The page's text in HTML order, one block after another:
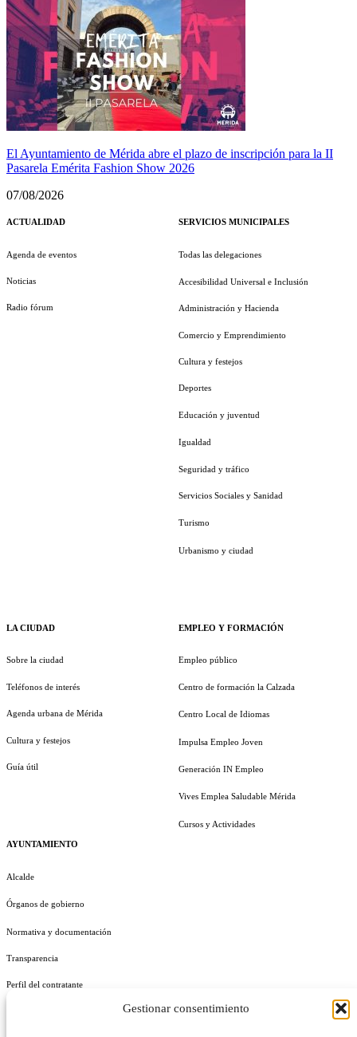
Gestionar consentimiento
El Ayuntamiento de Mérida abre el plazo de inscripción para la II
Pasarela Emérita Fashion Show 2026
07/08/2026
ACTUALIDAD
Agenda de eventos
Noticias
Radio fórum
LA CIUDAD
Sobre la ciudad
Teléfonos de interés
Agenda urbana de Mérida
Cultura y festejos
Guía útil
AYUNTAMIENTO
Alcalde
Órganos de gobierno
Normativa y documentación
Transparencia
Perfil del contratante
SERVICIOS MUNICIPALES
Todas las delegaciones
Accesibilidad Universal e Inclusión
Administración y Hacienda
Comercio y Emprendimiento
Cultura y festejos
Deportes
Educación y juventud
Igualdad
Seguridad y tráfico
Servicios Sociales y Sanidad
Turismo
Urbanismo y ciudad
EMPLEO Y FORMACIÓN
Empleo público
Centro de formación la Calzada
Centro Local de Idiomas
Impulsa Empleo Joven
Generación IN Empleo
Vives Emplea Saludable Mérida
Cursos y Actividades